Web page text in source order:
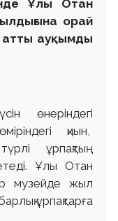
Ұлы Отан
орай
атты ауқымды
өнеріндегі
қиын,
ұрпақтың
Ұлы Отан
музейде жыл
ұрпақтарға